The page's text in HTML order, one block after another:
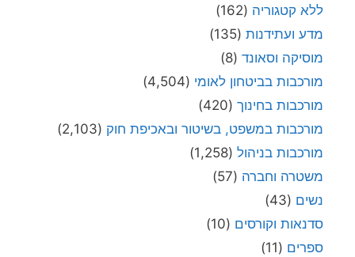
ללא קטגוריה (162)
מדע ועתידנות (135)
מוסיקה וסאונד (8)
מורכבות בביטחון לאומי (4,504)
מורכבות בחינוך (420)
מורכבות במשפט, בשיטור ובאכיפת חוק (2,103)
מורכבות בניהול (1,258)
משטרה וחברה (57)
נשים (43)
סדנאות וקורסים (10)
ספרים (11)